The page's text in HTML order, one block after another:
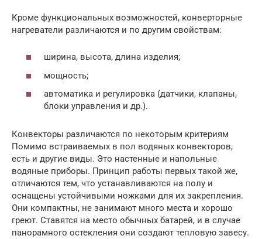
Кроме функциональных возможностей, конверторные
нагреватели различаются и по другим свойствам:
ширина, высота, длина изделия;
мощность;
автоматика и регулировка (датчики, клапаны,
блоки управления и др.).
Конвекторы различаются по некоторым критериям
Помимо встраиваемых в пол водяных конвекторов,
есть и другие виды. Это настенные и напольные
водяные приборы. Принцип работы первых такой же,
отличаются тем, что устанавливаются на полу и
оснащены устойчивыми ножками для их закрепления.
Они компактны, не занимают много места и хорошо
греют. Ставятся на место обычных батарей, и в случае
панорамного остекления они создают тепловую завесу.